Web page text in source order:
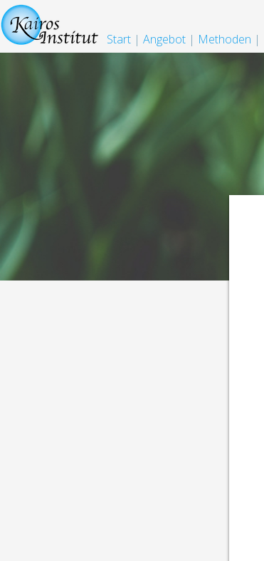
Start | Angebot | Methoden |